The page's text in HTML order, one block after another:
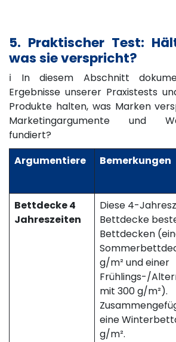
5. Praktischer Test:
was sie verspricht?
ℹ️ In diesem Abschnitt
Ergebnisse unserer Praxistests
Produkte halten, was Marken
Marketingargumente und
fundiert?
Argumentiere
Bemerkungen
Bettdecke 4
Jahreszeiten
Diese 4-
Bettdecke
Bettdecken
g/m² und einer
Frühlings-/
mit 300 g/m²).
eine
g/m².